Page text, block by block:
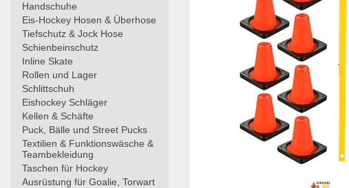
Handschuhe
Eis-Hockey Hosen & Überhose
Tiefschutz & Jock Hose
Schienbeinschutz
Inline Skate
Rollen und Lager
Schlittschuh
Eishockey Schläger
Kellen & Schäfte
Puck, Bälle und Street Pucks
Textilien & Funktionswäsche &
Teambekleidung
Taschen für Hockey
Ausrüstung für Goalie, Torwart